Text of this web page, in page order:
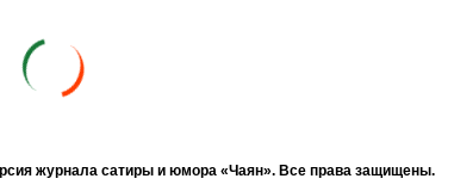
журнала сатиры и юмора «Чаян». Все права защищены.